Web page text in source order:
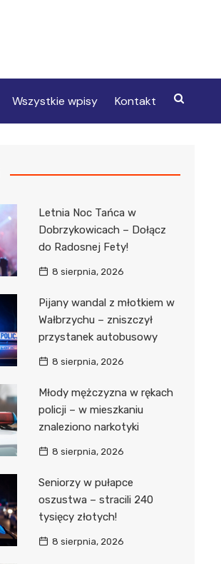
Wszystkie wpisy Kontakt
Letnia Noc Tańca w
Dobrzykowicach – Dołącz
do Radosnej Fety!
8 sierpnia, 2026
Pijany wandal z młotkiem w
Wałbrzychu – zniszczył
przystanek autobusowy
8 sierpnia, 2026
Młody mężczyzna w rękach
policji – w mieszkaniu
znaleziono narkotyki
8 sierpnia, 2026
Seniorzy w pułapce
oszustwa – stracili 240
tysięcy złotych!
8 sierpnia, 2026